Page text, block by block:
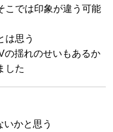
こでは印象が違う可能
は思う
揺れのせいもあるか
した
いかと思う